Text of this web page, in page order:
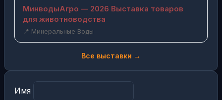
МинводыАгро — 2026 Выставка товаров
для животноводства
📍 Минеральные Воды
Все выставки →
Имя